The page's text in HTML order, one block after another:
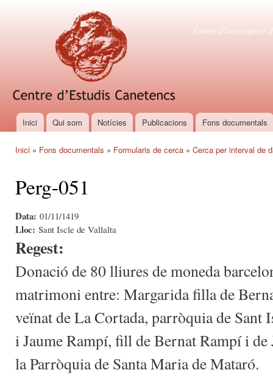
Centre
Centre
Menú principal
Inici Qui som Notícies Publicacions Fons documentals
Inici » Fons documentals » Formularis de cerca » Cerca per interval de
Perg-051
Data: 01/11/1419
Lloc: Sant Iscle de Vallalta
Regest:
Donació de 80 lliures de moneda
matrimoni entre: Margarida filla de
veïnat de La Cortada, parròquia de Sant
i Jaume Rampí, fill de Bernat Rampí i
la Parròquia de Santa Maria de Mataró.